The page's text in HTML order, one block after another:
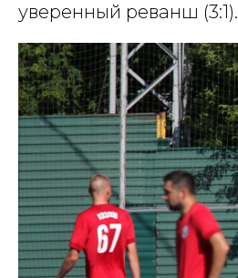
уверенный реванш (3:1).